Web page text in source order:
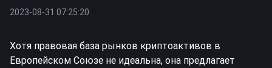
2023-08-31 07:25:20
Хотя правовая база рынков криптоактивов в
Европейском Союзе не идеальна, она предлагает